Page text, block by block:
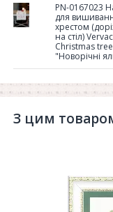
PN-0167023
для
хрестом
на стіл)
Christmas
"Новорічні
З цим